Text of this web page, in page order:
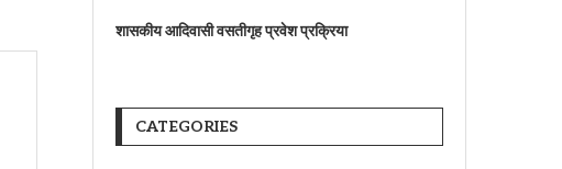
शासकीय आदिवासी वसतीगृह प्रवेश प्रक्रिया
CATEGORIES